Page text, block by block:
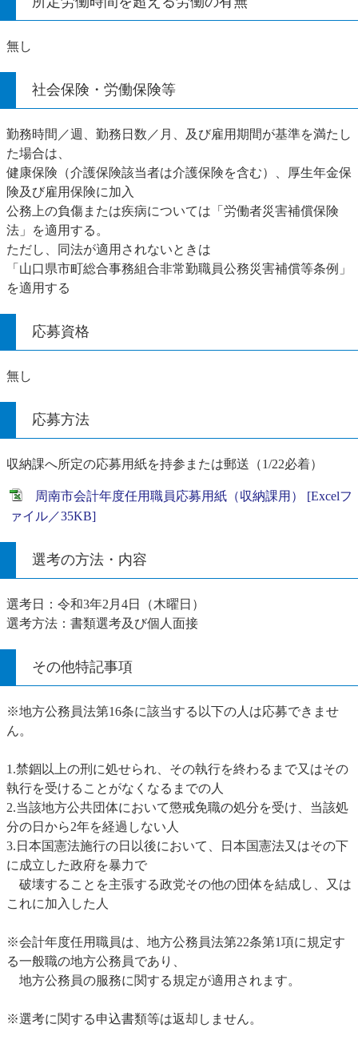
無し
社会保険・労働保険等
勤務時間／週、勤務日数／月、及び雇用期間が基準を満たし
た場合は、
健康保険（介護保険該当者は介護保険を含む）、厚生年金保
険及び雇用保険に加入
公務上の負傷または疾病については「労働者災害補償保険
法」を適用する。
ただし、同法が適用されないときは
「山口県市町総合事務組合非常勤職員公務災害補償等条例」
を適用する
応募資格
無し
応募方法
収納課へ所定の応募用紙を持参または郵送（1/22必着）
周南市会計年度任用職員応募用紙（収納課用） [Excelフ
ァイル／35KB]
選考の方法・内容
選考日：令和3年2月4日（木曜日）
選考方法：書類選考及び個人面接
その他特記事項
※地方公務員法第16条に該当する以下の人は応募できませ
ん。
1.禁錮以上の刑に処せられ、その執行を終わるまで又はその
執行を受けることがなくなるまでの人
2.当該地方公共団体において懲戒免職の処分を受け、当該処
分の日から2年を経過しない人
3.日本国憲法施行の日以後において、日本国憲法又はその下
に成立した政府を暴力で
破壊することを主張する政党その他の団体を結成し、又は
これに加入した人
※会計年度任用職員は、地方公務員法第22条第1項に規定す
る一般職の地方公務員であり、
地方公務員の服務に関する規定が適用されます。
※選考に関する申込書類等は返却しません。